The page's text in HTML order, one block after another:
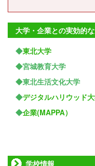
大学・企業との実効的
◆東北大学
◆宮城教育大学
◆東北生活文化大学
◆デジタルハリウッド
◆企業(MAPPA）
学校情報